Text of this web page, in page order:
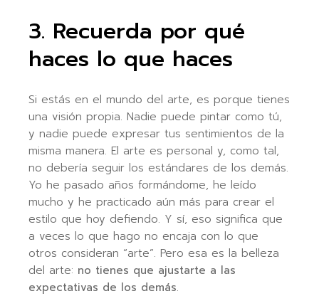
3. Recuerda por qué
haces lo que haces
Si estás en el mundo del arte, es porque tienes
una visión propia. Nadie puede pintar como tú,
y nadie puede expresar tus sentimientos de la
misma manera. El arte es personal y, como tal,
no debería seguir los estándares de los demás.
Yo he pasado años formándome, he leído
mucho y he practicado aún más para crear el
estilo que hoy defiendo. Y sí, eso significa que
a veces lo que hago no encaja con lo que
otros consideran “arte”. Pero esa es la belleza
del arte: no tienes que ajustarte a las
expectativas de los demás.